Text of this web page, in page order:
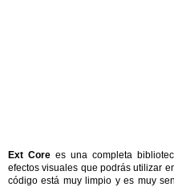
Ext Corees una completa
efectos visuales que podrás utilizar
código está muy limpio y es muy